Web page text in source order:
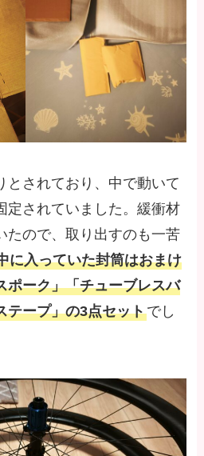
とされており、中で動いて
定されていました。緩衝材
たので、取り出すのも一苦
に入っていた封筒はおまけ
ポーク」「チューブレスバ
テープ」の3点セットでし